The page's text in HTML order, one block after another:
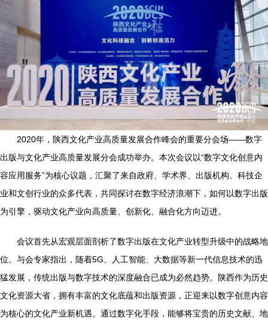
2020年，陕西文化产业高质量发展合作峰会的重要分会场——数字
出版与文化产业高质量发展分会成功举办。本次会议以“数字文化创意内
容应用服务”为核心议题，汇聚了来自政府、学术界、出版机构、科技企
业和文创行业的众多代表，共同探讨在数字经济浪潮下，如何以数字出版
为引擎，驱动文化产业向高质量、创新化、融合化方向迈进。
会议首先从宏观层面剖析了数字出版在文化产业转型升级中的战略地
位。与会专家指出，随着5G、人工智能、大数据等新一代信息技术的迅
猛发展，传统出版与数字技术的深度融合已成为必然趋势。陕西作为历史
文化资源大省，拥有丰富的文化底蕴和出版资源，正迎来以数字创意内容
为核心的文化产业新机遇。通过数字化手段，能够将宝贵的历史文献、地